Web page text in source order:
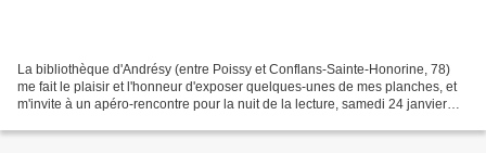
La bibliothèque d'Andrésy (entre Poissy et Conflans-Sainte-Honorine, 78)
me fait le plaisir et l'honneur d'exposer quelques-unes de mes planches, et
m'invite à un apéro-rencontre pour la nuit de la lecture, samedi 24 janvier